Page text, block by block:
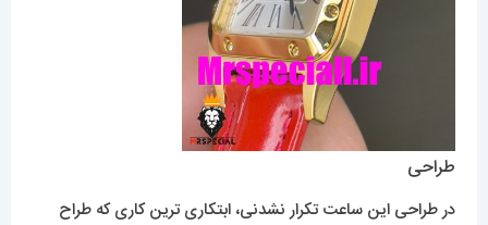
طراحی
در طراحی این ساعت تکرار نشدنی، ابتکاری ترین کاری که طراح